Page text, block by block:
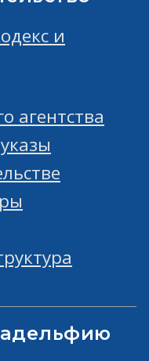
и
агентства